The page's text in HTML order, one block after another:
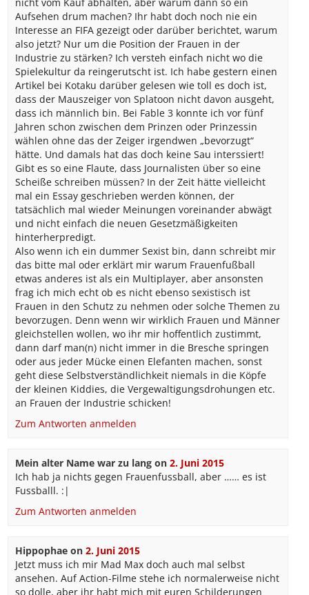
Aufsehen drum machen? Ihr habt doch noch nie ein
Interesse an FIFA gezeigt oder darüber berichtet, warum
also jetzt? Nur um die Position der Frauen in der
Industrie zu stärken? Ich versteh einfach nicht wo die
Spielekultur da reingerutscht ist. Ich habe gestern einen
Artikel bei Kotaku darüber gelesen wie toll es doch ist,
dass der Mauszeiger von Splatoon nicht davon ausgeht,
dass ich männlich bin. Bei Fable 3 konnte ich vor fünf
Jahren schon zwischen dem Prinzen oder Prinzessin
wählen ohne das der Zeiger irgendwen „bevorzugt“
hätte. Und damals hat das doch keine Sau interssiert!
Gibt es so eine Flaute, dass Journalisten über so eine
Scheiße schreiben müssen? In der Zeit hätte vielleicht
mal ein Essay geschrieben werden können, der
tatsächlich mal wieder Meinungen voreinander abwägt
und nicht einfach die neuen Gesetzmäßigkeiten
hinterherpredigt.
Also wenn ich ein dummer Sexist bin, dann schreibt mir
das bitte mal oder erklärt mir warum Frauenfußball
etwas anderes ist als ein Multiplayer, aber ansonsten
frag ich mich echt ob es nicht ebenso sexistisch ist
Frauen in den Schutz zu nehmen oder solche Themen zu
bevorzugen. Denn wenn wir wirklich Frauen und Männer
gleichstellen wollen, wo ihr mir hoffentlich zustimmt,
dann darf man(n) nicht immer in die Bresche springen
oder aus jeder Mücke einen Elefanten machen, sonst
geht diese Selbstverständlichkeit niemals in die Köpfe
der kleinen Kiddies, die Vergewaltigungsdrohungen etc.
an Frauen der Industrie schicken!
Zum Antworten anmelden
Mein alter Name war zu langon 2. Juni 2015
Ich hab ja nichts gegen Frauenfussball, aber …… es ist
Fussballl. :|
Zum Antworten anmelden
Hippophaeon 2. Juni 2015
Jetzt muss ich mir Mad Max doch auch mal selbst
ansehen. Auf Action-Filme stehe ich normalerweise nicht
so dolle, aber ihr habt mich mit euren Schilderungen